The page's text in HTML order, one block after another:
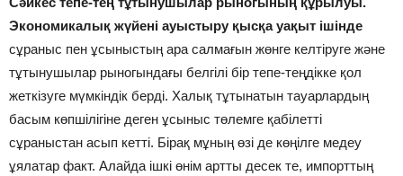
Экономикалық жүйені ауыстыру қысқа уақыт ішінде
сұраныс пен ұсыныстың ара салмағын жөнге келтіруге және
тұтынушылар рыногындағы белгілі бір тепе-теңдікке қол
жеткізуге мүмкіндік берді. Халық тұтынатын тауарлардың
басым көпшілігіне деген ұсыныс төлемге қабілетті
сұраныстан асып кетті. Бірақ мұның өзі де көңілге медеу
ұялатар факт. Алайда ішкі өнім артты десек те, импорттың